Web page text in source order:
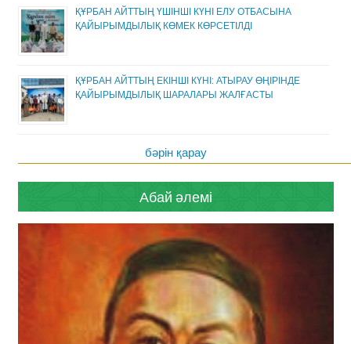
ҚҰРБАН АЙТТЫҢ ҮШІНШІ КҮНІ ЕЛУ ОТБАСЫНА
ҚАЙЫРЫМДЫЛЫҚ КӨМЕК КӨРСЕТІЛДІ
ҚҰРБАН АЙТТЫҢ ЕКІНШІ КҮНІ: АТЫРАУ ӨҢІРІНДЕ
ҚАЙЫРЫМДЫЛЫҚ ШАРАЛАРЫ ЖАЛҒАСТЫ
бәрін қарау
Абай әлемі